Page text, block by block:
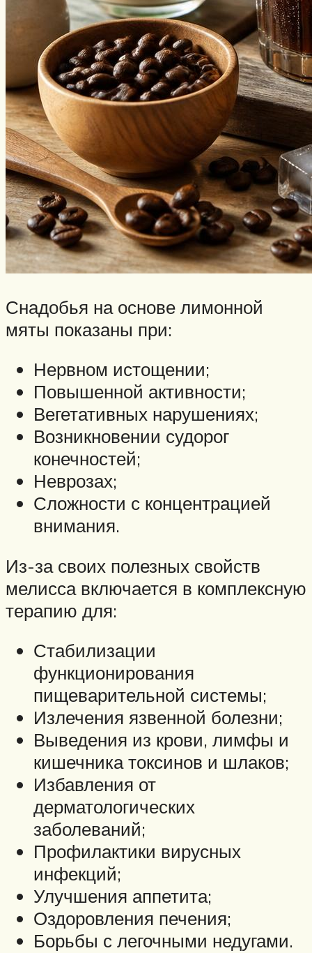
Снадобья на основе лимонной
мяты показаны при:
Нервном истощении;
Повышенной активности;
Вегетативных нарушениях;
Возникновении судорог
конечностей;
Неврозах;
Сложности с концентрацией
внимания.
Из-за своих полезных свойств
мелисса включается в комплексную
терапию для:
Стабилизации
функционирования
пищеварительной системы;
Излечения язвенной болезни;
Выведения из крови, лимфы и
кишечника токсинов и шлаков;
Избавления от
дерматологических
заболеваний;
Профилактики вирусных
инфекций;
Улучшения аппетита;
Оздоровления печения;
Борьбы с легочными недугами.